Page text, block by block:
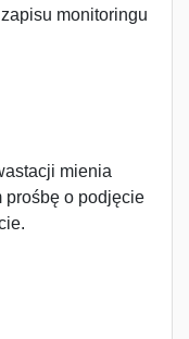
monitoringu
mienia
prośbę o podjęcie